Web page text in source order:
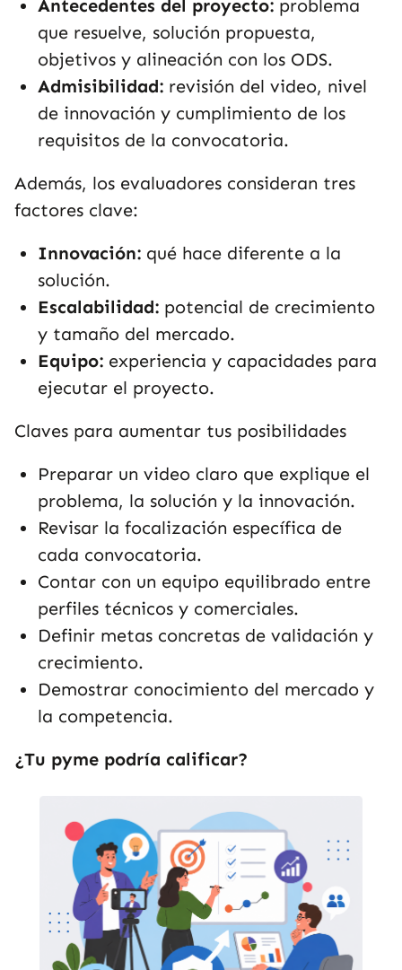
Antecedentes del proyecto: problema
que resuelve, solución propuesta,
objetivos y alineación con los ODS.
Admisibilidad: revisión del video, nivel
de innovación y cumplimiento de los
requisitos de la convocatoria.
Además, los evaluadores consideran tres
factores clave:
Innovación: qué hace diferente a la
solución.
Escalabilidad: potencial de crecimiento
y tamaño del mercado.
Equipo: experiencia y capacidades para
ejecutar el proyecto.
Claves para aumentar tus posibilidades
Preparar un video claro que explique el
problema, la solución y la innovación.
Revisar la focalización específica de
cada convocatoria.
Contar con un equipo equilibrado entre
perfiles técnicos y comerciales.
Definir metas concretas de validación y
crecimiento.
Demostrar conocimiento del mercado y
la competencia.
¿Tu pyme podría calificar?